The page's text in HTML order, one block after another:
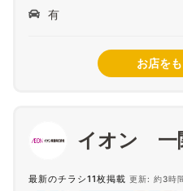
有
お店を
イオン 一
最新のチラシ11枚掲載 更新: 約3時